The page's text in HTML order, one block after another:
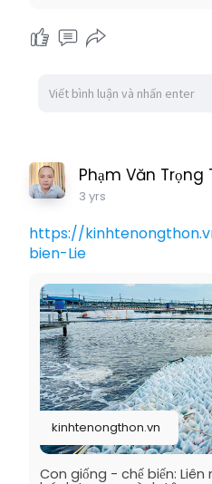
Phạm Văn Trọng
3 yrs
https://
bien-Lie
kinhtenongthon.vn
Con giống - chế biến: